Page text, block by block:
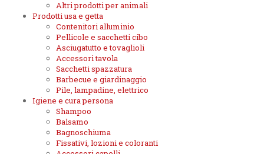
Altri prodotti per animali
Prodotti usa e getta
Contenitori alluminio
Pellicole e sacchetti cibo
Asciugatutto e tovaglioli
Accessori tavola
Sacchetti spazzatura
Barbecue e giardinaggio
Pile, lampadine, elettrico
Igiene e cura persona
Shampoo
Balsamo
Bagnoschiuma
Fissativi, lozioni e coloranti